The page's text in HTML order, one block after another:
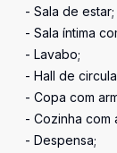
- Sala de estar;
- Sala íntima
- Lavabo;
- Hall de
- Copa com
- Cozinha com
- Despensa;